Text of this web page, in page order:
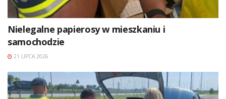
Nielegalne papierosy w mieszkaniu i
samochodzie
21 LIPCA 2026